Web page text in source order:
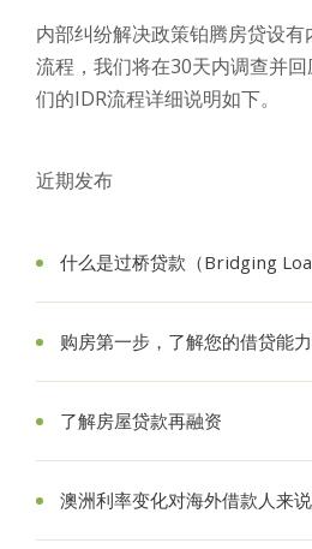
内部纠纷解决政策铂腾房贷设有
流程，我们将在30天内调查并
们的IDR流程详细说明如下。
近期发布
什么是过桥贷款（Bridging
购房第一步，了解您的借贷能
了解房屋贷款再融资
澳洲利率变化对海外借款人来